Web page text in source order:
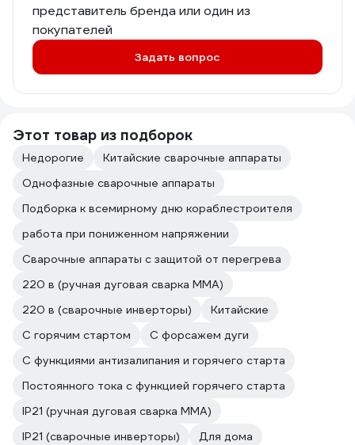
представитель бренда или один из
покупателей
Задать вопрос
Этот товар из подборок
Недорогие
Китайские сварочные аппараты
Однофазные сварочные аппараты
Подборка к всемирному дню кораблестроителя
работа при пониженном напряжении
Сварочные аппараты с защитой от перегрева
220 в (ручная дуговая сварка MMA)
220 в (сварочные инверторы)
Китайские
С горячим стартом
С форсажем дуги
С функциями антизалипания и горячего старта
Постоянного тока с функцией горячего старта
IP21 (ручная дуговая сварка MMA)
IP21 (сварочные инверторы)
Для дома